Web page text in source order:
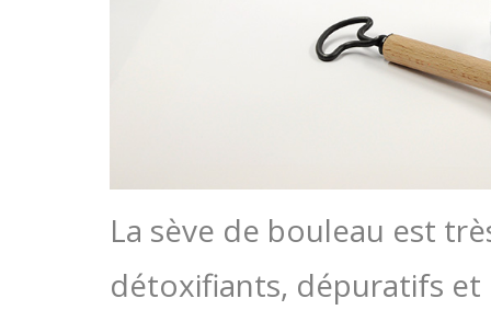
La sève de bouleau est
détoxifiants, dépuratifs